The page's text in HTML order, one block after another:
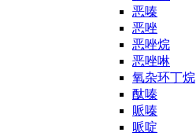
恶嗪
恶唑
恶唑烷
恶唑啉
氧杂环丁烷
酞嗪
哌嗪
哌啶